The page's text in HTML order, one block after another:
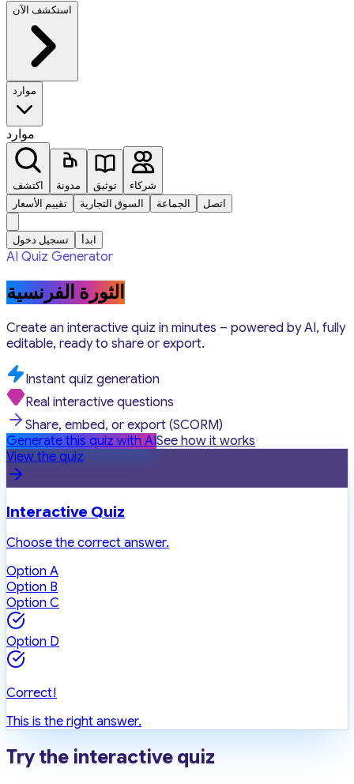
استكشف الآن
موارد
موارد
اكتشف مدونة توثيق
شركاء
تقييم الأسعار
السوق التجارية الجماعة اتصل
تسجيل دخول ابدأ
AI Quiz Generator
الثورة الفرنسية
Create an interactive quiz in minutes – powered by AI, fully
editable, ready to share or export.
Instant quiz generation
Real interactive questions
Share, embed, or export (SCORM)
Generate this quiz with AISee how it works
View the quiz
Interactive Quiz
Choose the correct answer.
Option A
Option B
Option C
Option D
Correct!
This is the right answer.
Try the interactive quiz